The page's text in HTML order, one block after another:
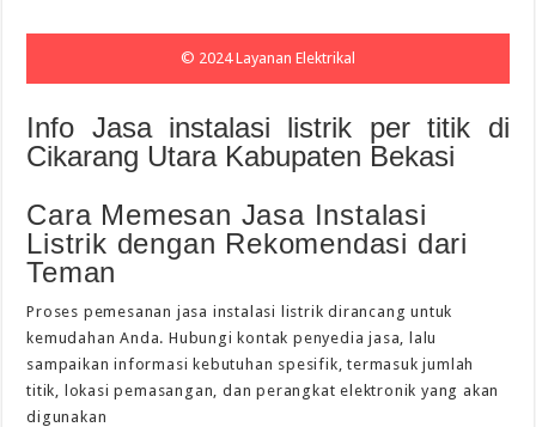
© 2024 Layanan Elektrikal
Info Jasa instalasi listrik per titik di
Cikarang Utara Kabupaten Bekasi
Cara Memesan Jasa Instalasi
Listrik dengan Rekomendasi dari
Teman
Proses pemesanan jasa instalasi listrik dirancang untuk
kemudahan Anda. Hubungi kontak penyedia jasa, lalu
sampaikan informasi kebutuhan spesifik, termasuk jumlah
titik, lokasi pemasangan, dan perangkat elektronik yang akan
digunakan